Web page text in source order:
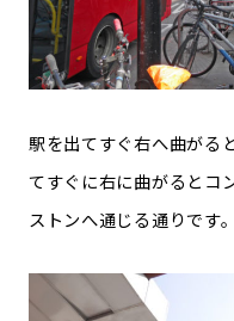
駅を出てすぐ右へ曲がる
てすぐに右に曲がるとコ
ストンへ通じる通りです。